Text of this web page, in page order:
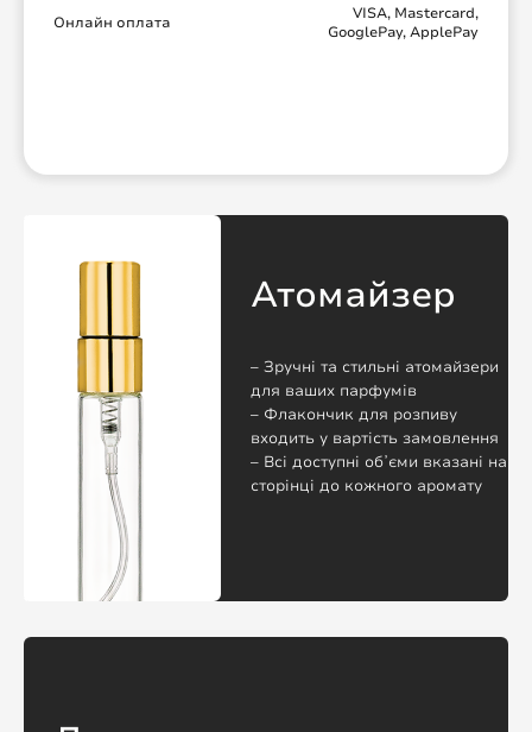
Онлайн оплата
VISA, Mastercard,
GooglePay, ApplePay
Атомайзер
– Зручні та стильні атомайзери
для ваших парфумів
– Флакончик для розпиву
входить у вартість замовлення
– Всі доступні обʼєми вказані на
сторінці до кожного аромату